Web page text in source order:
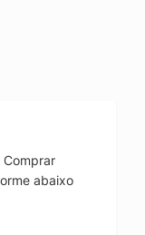
Comprar
abaixo